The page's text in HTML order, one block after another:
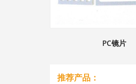
PC镜片
推荐产品：